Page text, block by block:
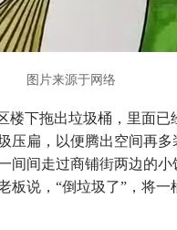
图片来源于网络
楼下拖出垃圾桶，里面已
压扁，以便腾出空间再多
间间走过商铺街两边的小
板说，“倒垃圾了”，将一